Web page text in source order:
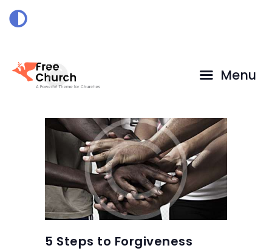
Menu
5 Steps to Forgiveness